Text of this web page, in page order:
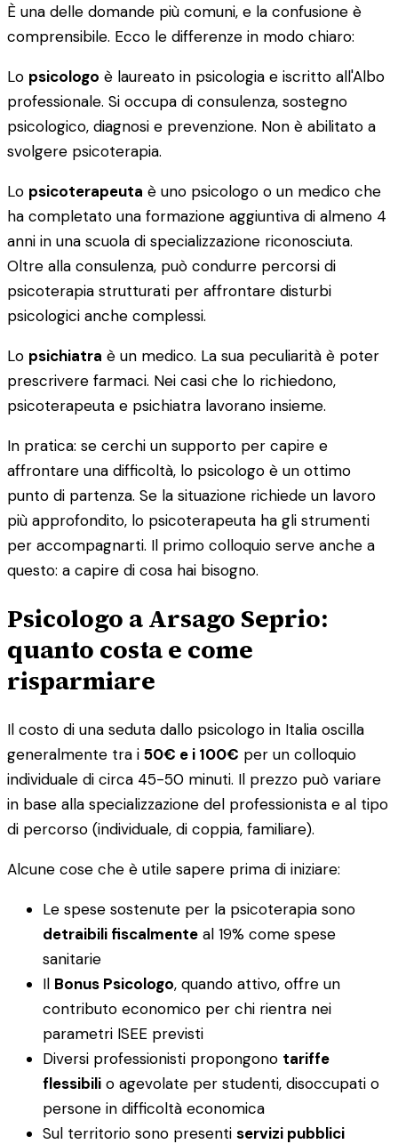
È una delle domande più comuni, e la confusione è
comprensibile. Ecco le differenze in modo chiaro:
Lo psicologo è laureato in psicologia e iscritto all'Albo
professionale. Si occupa di consulenza, sostegno
psicologico, diagnosi e prevenzione. Non è abilitato a
svolgere psicoterapia.
Lo psicoterapeuta è uno psicologo o un medico che
ha completato una formazione aggiuntiva di almeno 4
anni in una scuola di specializzazione riconosciuta.
Oltre alla consulenza, può condurre percorsi di
psicoterapia strutturati per affrontare disturbi
psicologici anche complessi.
Lo psichiatra è un medico. La sua peculiarità è poter
prescrivere farmaci. Nei casi che lo richiedono,
psicoterapeuta e psichiatra lavorano insieme.
In pratica: se cerchi un supporto per capire e
affrontare una difficoltà, lo psicologo è un ottimo
punto di partenza. Se la situazione richiede un lavoro
più approfondito, lo psicoterapeuta ha gli strumenti
per accompagnarti. Il primo colloquio serve anche a
questo: a capire di cosa hai bisogno.
Psicologo a Arsago Seprio:
quanto costa e come
risparmiare
Il costo di una seduta dallo psicologo in Italia oscilla
generalmente tra i 50€ e i 100€ per un colloquio
individuale di circa 45-50 minuti. Il prezzo può variare
in base alla specializzazione del professionista e al tipo
di percorso (individuale, di coppia, familiare).
Alcune cose che è utile sapere prima di iniziare:
Le spese sostenute per la psicoterapia sono
detraibili fiscalmente al 19% come spese
sanitarie
Il Bonus Psicologo, quando attivo, offre un
contributo economico per chi rientra nei
parametri ISEE previsti
Diversi professionisti propongono tariffe
flessibili o agevolate per studenti, disoccupati o
persone in difficoltà economica
Sul territorio sono presenti servizi pubblici